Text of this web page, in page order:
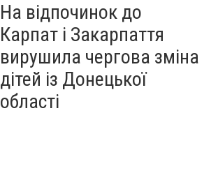
На відпочинок до
Карпат і Закарпаття
вирушила чергова зміна
дітей із Донецької
області